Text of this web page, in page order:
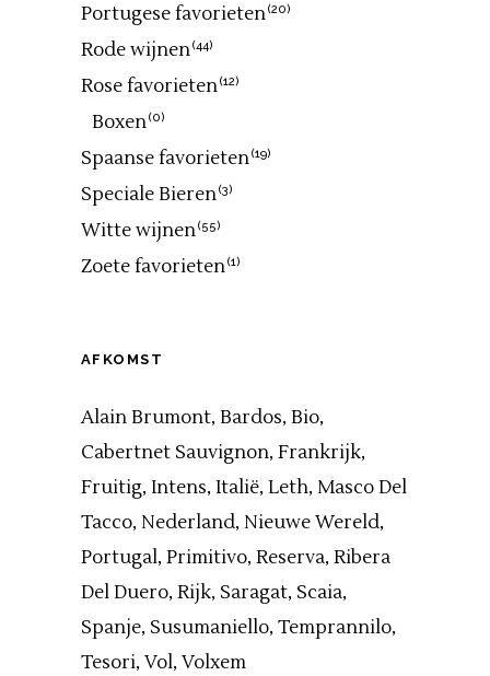
Portugese favorieten(20)
Rode wijnen(44)
Rose favorieten(12)
Boxen(0)
Spaanse favorieten(19)
Speciale Bieren(3)
Witte wijnen(55)
Zoete favorieten(1)
AFKOMST
Alain Brumont Bardos Bio
Cabertnet Sauvignon Frankrijk
Fruitig Intens Italië Leth Masco Del
Tacco Nederland Nieuwe Wereld
Portugal Primitivo Reserva Ribera
Del Duero Rijk Saragat Scaia
Spanje Susumaniello Temprannilo
Tesori Vol Volxem